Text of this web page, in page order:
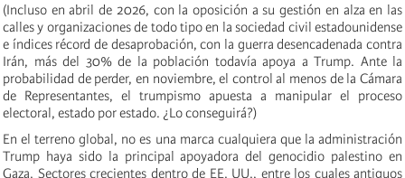
(Incluso en abril de 2026, con la oposición a su gestión en alza en las
calles y organizaciones de todo tipo en la sociedad civil estadounidense
e índices récord de desaprobación, con la guerra desencadenada contra
Irán, más del 30% de la población todavía apoya a Trump. Ante la
probabilidad de perder, en noviembre, el control al menos de la Cámara
de Representantes, el trumpismo apuesta a manipular el proceso
electoral, estado por estado. ¿Lo conseguirá?)
En el terreno global, no es una marca cualquiera que la administración
Trump haya sido la principal apoyadora del genocidio palestino en
Gaza. Sectores crecientes dentro de EE. UU., entre los cuales antiguos